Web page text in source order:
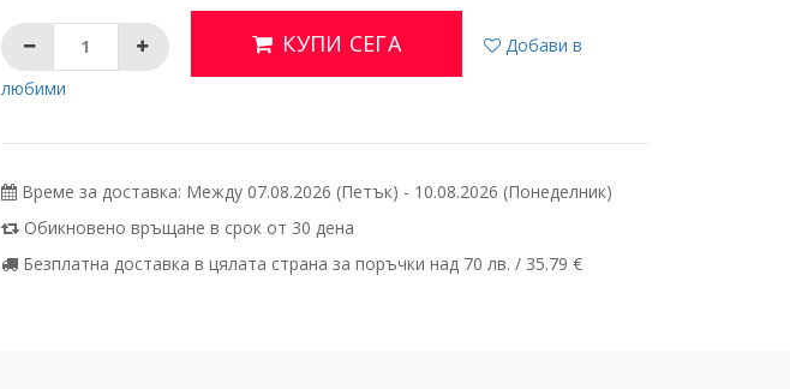
КУПИ СЕГА
Добави в
любими
Време за доставка: Между 07.08.2026 (Петък) - 10.08.2026 (Понеделник)
Обикновено връщане в срок от 30 дена
Безплатна доставка в цялата страна за поръчки над 70 лв. / 35.79 €